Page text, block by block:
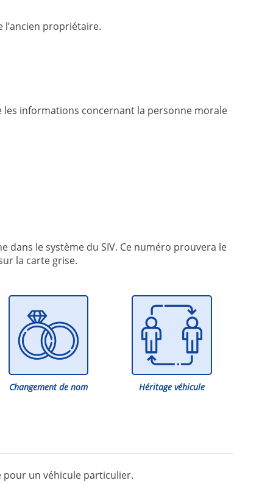
l’ancien propriétaire.
les informations concernant la personne morale
le système du SIV. Ce numéro prouvera le
la carte grise.
Changement de nom Héritage véhicule
pour un véhicule particulier.